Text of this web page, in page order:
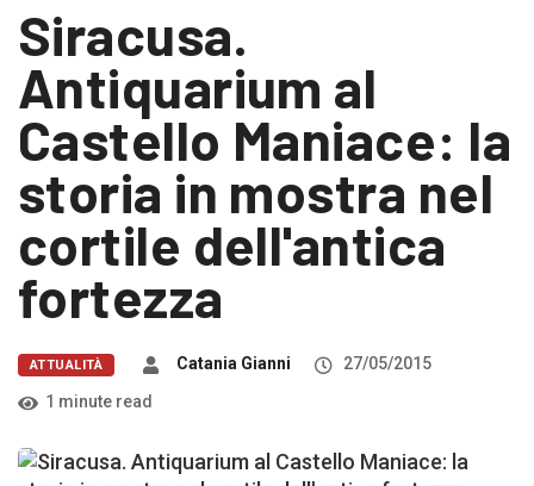
Siracusa.
Antiquarium al
Castello Maniace: la
storia in mostra nel
cortile dell'antica
fortezza
ATTUALITÀ Catania Gianni
27/05/2015
1 minute read